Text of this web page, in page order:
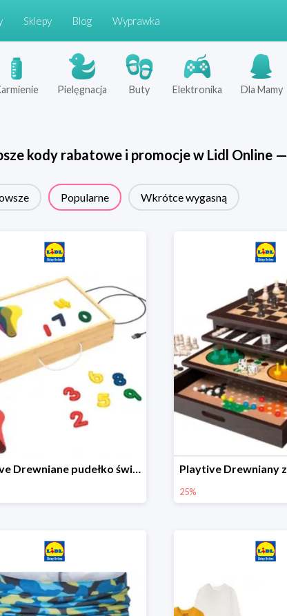
Sklepy Blog Wyprawka
Pielęgnacja Buty Elektronika Dla Mamy
kody rabatowe i promocje w Lidl Online—
Popularne Wkrótce wygasną
Playtive Drewniane pudełko świetlne MONTESSORI
25%